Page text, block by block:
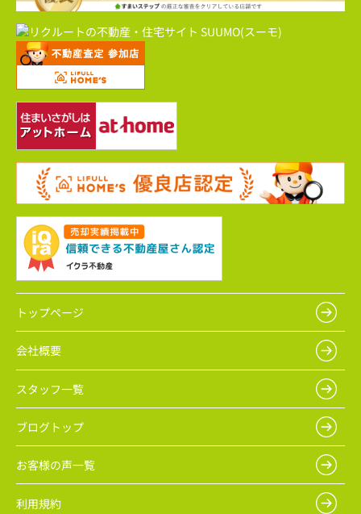
トップページ
会社概要
スタッフ一覧
ブログトップ
お客様の声一覧
利用規約